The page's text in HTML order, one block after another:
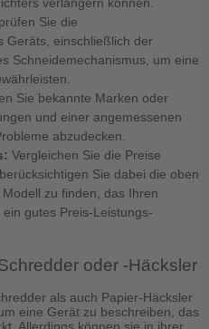
Sie die
Geräts, einschließlich der
Schneidemechanismus, um eine
Sie bekannte Marken oder
und einer angemessenen
abzudecken.
Vergleichen Sie die Preise
Sie dabei die oben
zu finden, das Ihren
gutes Preis-Leistungs-
oder -Häcksler
als auch Papier-Häcksler
eine Gerät zu beschreiben, das
Allerdings können sie in ihrer